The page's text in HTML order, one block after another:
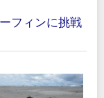
フィンに挑戦